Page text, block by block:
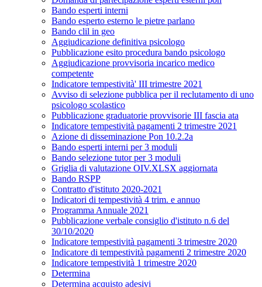
Bando esperti interni
Bando esperto esterno le pietre parlano
Bando clil in geo
Aggiudicazione definitiva psicologo
Pubblicazione esito procedura bando psicologo
Aggiudicazione provvisoria incarico medico
competente
Indicatore tempestività' III trimestre 2021
Avviso di selezione pubblica per il reclutamento di uno
psicologo scolastico
Pubblicazione graduatorie provvisorie III fascia ata
Indicatore tempestività pagamenti 2 trimestre 2021
Azione di disseminazione Pon 10.2.2a
Bando esperti interni per 3 moduli
Bando selezione tutor per 3 moduli
Griglia di valutazione OIV.XLSX aggiornata
Bando RSPP
Contratto d'istituto 2020-2021
Indicatori di tempestività 4 trim. e annuo
Programma Annuale 2021
Pubblicazione verbale consiglio d'istituto n.6 del
30/10/2020
Indicatore tempestività pagamenti 3 trimestre 2020
Indicatore di tempestività pagamenti 2 trimestre 2020
Indicatore tempestività 1 trimestre 2020
Determina
Determina acquisto adesivi